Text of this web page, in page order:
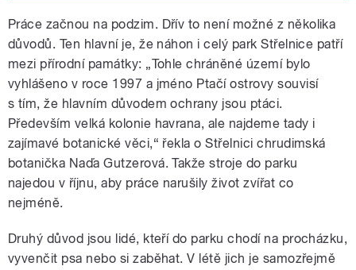
Práce začnou na podzim. Dřív to není možné z několika
důvodů. Ten hlavní je, že náhon i celý park Střelnice patří
mezi přírodní památky: „Tohle chráněné území bylo
vyhlášeno v roce 1997 a jméno Ptačí ostrovy souvisí
s tím, že hlavním důvodem ochrany jsou ptáci.
Především velká kolonie havrana, ale najdeme tady i
zajímavé botanické věci,“ řekla o Střelnici chrudimská
botanička Naďa Gutzerová. Takže stroje do parku
najedou v říjnu, aby práce narušily život zvířat co
nejméně.
Druhý důvod jsou lidé, kteří do parku chodí na procházku,
vyvenčit psa nebo si zaběhat. V létě jich je samozřejmě